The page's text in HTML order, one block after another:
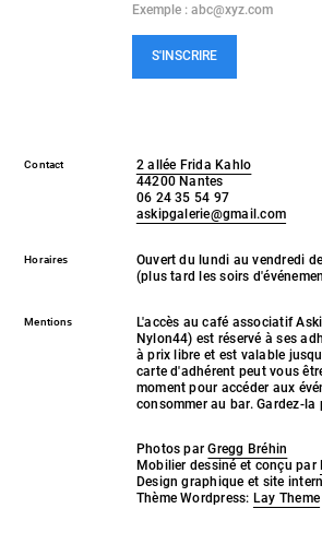
Exemple : abc@xyz.com
S'INSCRIRE
Contact
2 allée Frida Kahlo
44200 Nantes
06 24 35 54 97
askipgalerie@gmail.com
Horaires
Ouvert du lundi au vendredi
(plus tard les soirs
Mentions
L'accès au café associatif
Nylon44) est réservé à ses
à prix libre et est valable
carte d'adhérent peut vous
moment pour accéder aux
consommer au bar. Gardez-la
Photos parGregg Bréhin
Mobilier dessiné et conçu par
Design graphique et site
Thème Wordpress: Lay Theme